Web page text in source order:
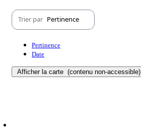
Trier par Pertinence
Pertinence
Date
Afficher la carte (contenu non-accessible)